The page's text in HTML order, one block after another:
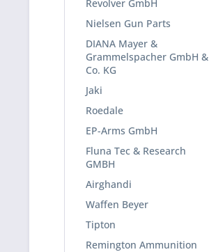
Revolver GmbH
Nielsen Gun Parts
DIANA Mayer &
Grammelspacher GmbH &
Co. KG
Jaki
Roedale
EP-Arms GmbH
Fluna Tec & Research
GMBH
Airghandi
Waffen Beyer
Tipton
Remington Ammunition